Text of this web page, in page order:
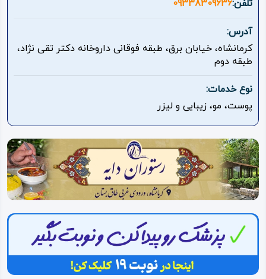
روستاهای
هدف
اقامتگاه
ویژه
درباره
ما
تلفن:09338309636
آدرس:
کرمانشاه، خیابان برق، طبقه فوقانی داروخانه دکتر تقی نژاد،
طبقه دوم
نوع خدمات:
پوست، مو، زیبایی و لیزر